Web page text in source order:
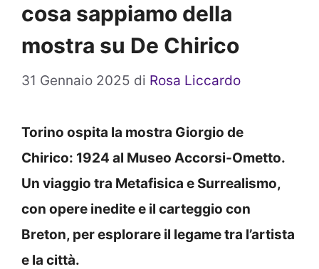
cosa sappiamo della
mostra su De Chirico
31 Gennaio 2025 di Rosa Liccardo
Torino ospita la mostra Giorgio de
Chirico: 1924 al Museo Accorsi-Ometto.
Un viaggio tra Metafisica e Surrealismo,
con opere inedite e il carteggio con
Breton, per esplorare il legame tra l’artista
e la città.